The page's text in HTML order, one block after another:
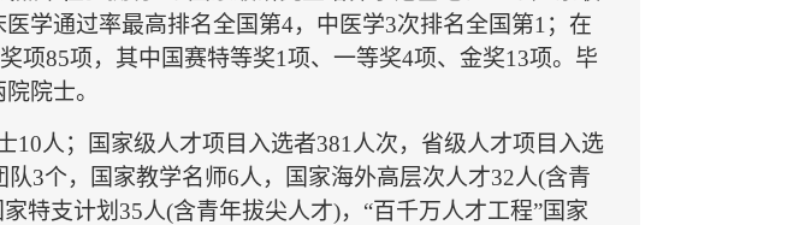
学通过率最高排名全国第4，中医学3次排名全国第1；在
项85项，其中国赛特等奖1项、一等奖4项、金奖13项。毕
院士。
10人；国家级人才项目入选者381人次，省级人才项目入选
3个，国家教学名师6人，国家海外高层次人才32人(含青
特支计划35人(含青年拔尖人才)，“百千万人才工程”国家